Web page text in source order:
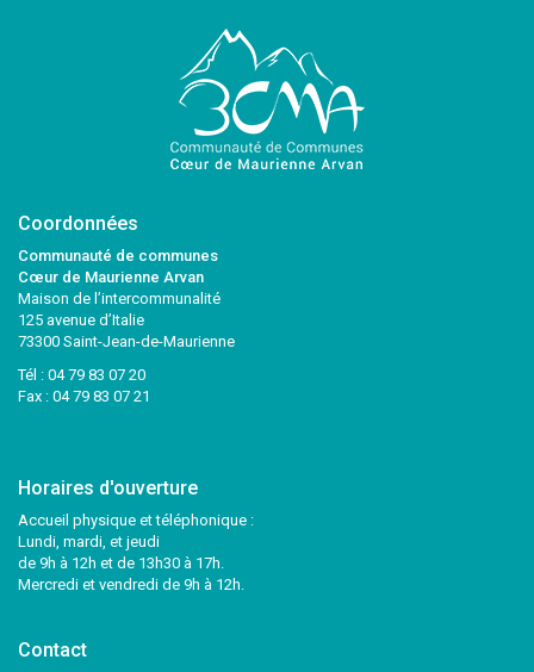
Coordonnées
Communauté de communes
Cœur de Maurienne Arvan
Maison de l’intercommunalité
125 avenue d’Italie
73300 Saint-Jean-de-Maurienne
Tél : 04 79 83 07 20
Fax : 04 79 83 07 21
Horaires d'ouverture
Accueil physique et téléphonique :
Lundi, mardi, et jeudi
de 9h à 12h et de 13h30 à 17h.
Mercredi et vendredi de 9h à 12h.
Contact